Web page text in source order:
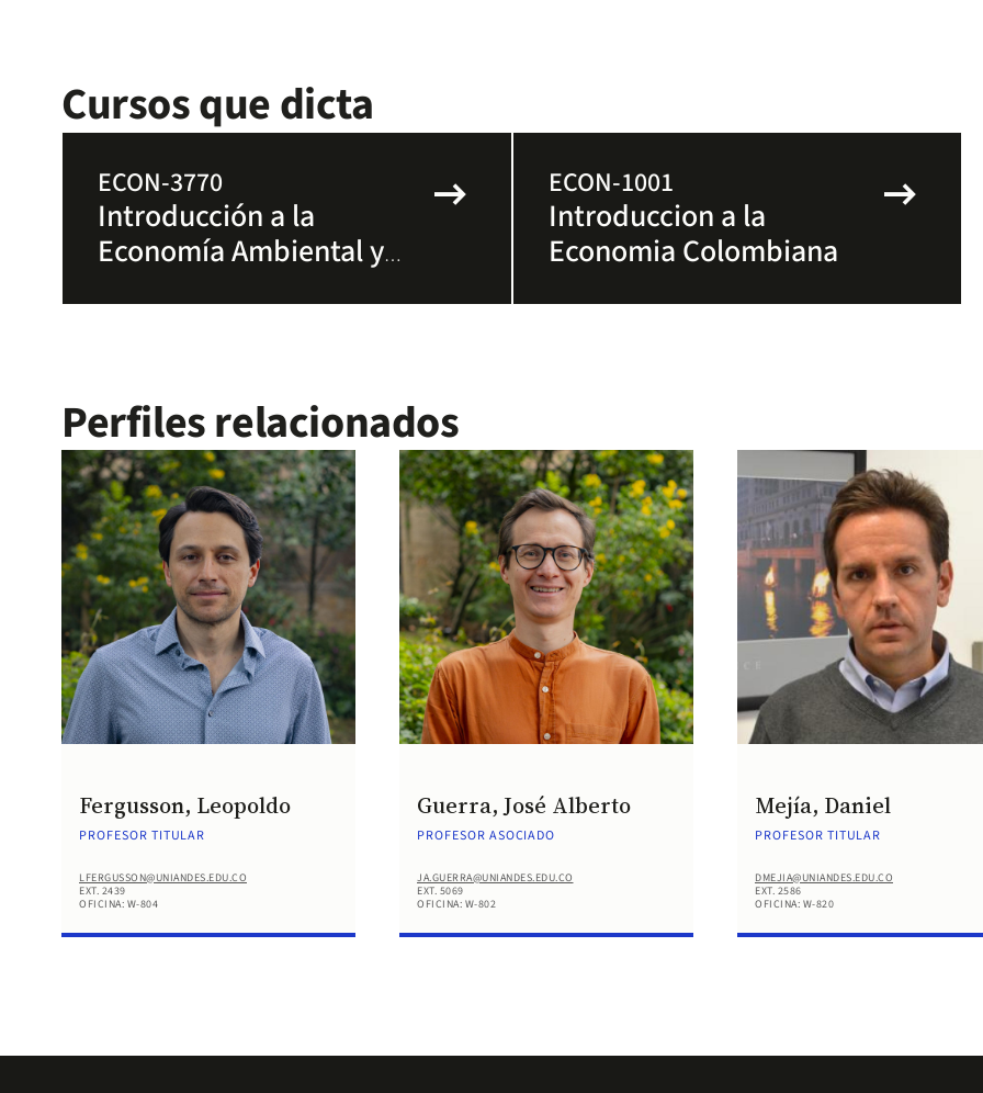
Cursos que dicta
ECON-3770
Introducción a la
Economía Ambiental y
arrow_right_alt ECON-1001
Introduccion a la
Economia Colombiana
arrow_right_alt
Perfiles relacionados
Fergusson, Leopoldo
PROFESOR TITULAR
LFERGUSSON@UNIANDES.EDU.CO
EXT. 2439
OFICINA: W-804
Guerra, José Alberto
PROFESOR ASOCIADO
JA.GUERRA@UNIANDES.EDU.CO
EXT. 5069
OFICINA: W-802
Mejía, Daniel
PROFESOR TITULAR
DMEJIA@UNIANDES.EDU.CO
EXT. 2586
OFICINA: W-820